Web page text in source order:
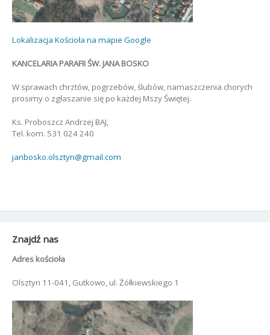
Lokalizacja Kościoła na mapie Google
KANCELARIA PARAFII ŚW. JANA BOSKO
W sprawach chrztów, pogrzebów, ślubów, namaszczenia chorych
prosimy o zgłaszanie się po każdej Mszy Świętej.
Ks. Proboszcz Andrzej BAJ,
Tel. kom. 531 024 240
janbosko.olsztyn@gmail.com
Znajdź nas
Adres kościoła
Olsztyn 11-041, Gutkowo, ul. Żółkiewskiego 1